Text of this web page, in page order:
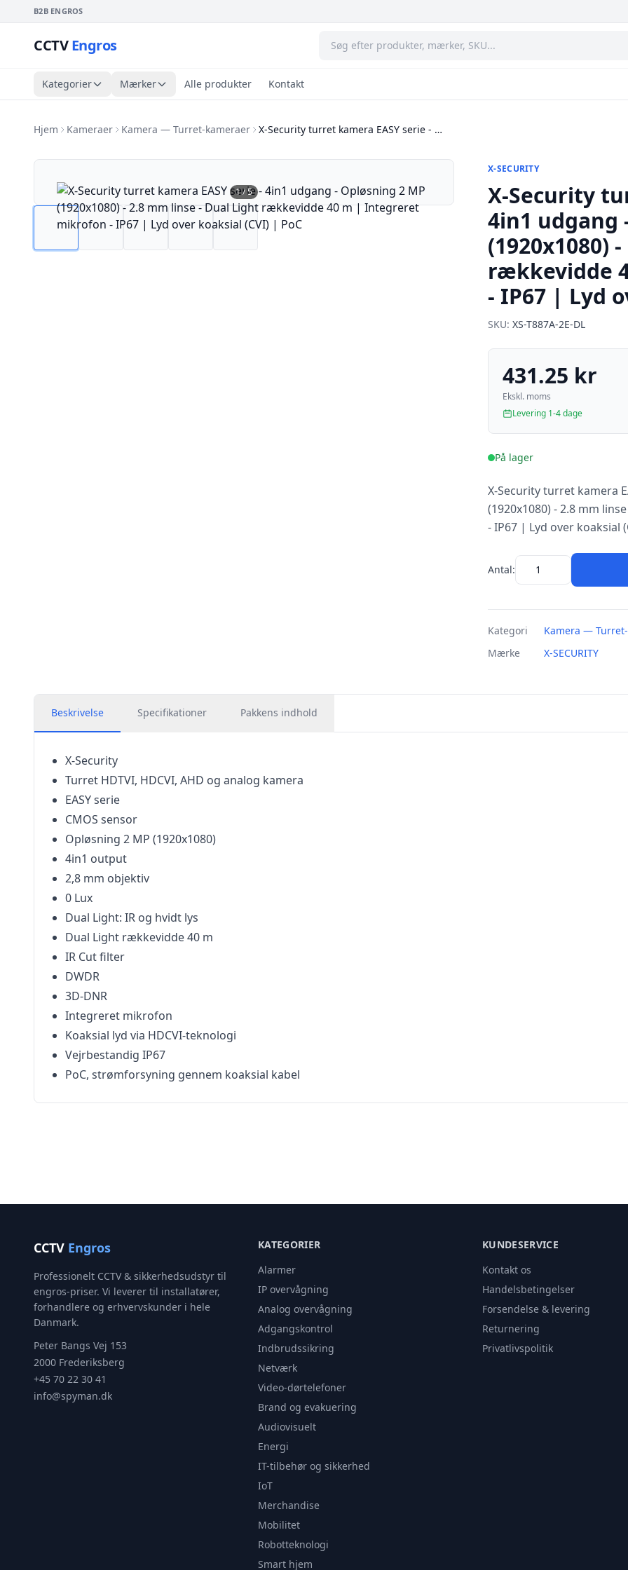
B2B ENGROS
CCTVEngros
Kategorier Mærker Alle produkter Kontakt
Hjem Kameraer Kamera — Turret-kameraer X-Security turret kamera EASY serie - …
1/5
X-SECURITY
X-Security
4in1 udgang
(1920x1080)
rækkevidde
- IP67 | Lyd
SKU: XS-T887A-2E-DL
431.25 kr
Ekskl. moms
Levering 1-4 dage
På lager
X-Security turret kamera
(1920x1080) - 2.8 mm
- IP67 | Lyd over koaksial
Antal:
Kategori
Kamera —
Mærke
X-SECURITY
Beskrivelse Specifikationer Pakkens indhold
X-Security
Turret HDTVI, HDCVI, AHD og analog kamera
EASY serie
CMOS sensor
Opløsning 2 MP (1920x1080)
4in1 output
2,8 mm objektiv
0 Lux
Dual Light: IR og hvidt lys
Dual Light rækkevidde 40 m
IR Cut filter
DWDR
3D-DNR
Integreret mikrofon
Koaksial lyd via HDCVI-teknologi
Vejrbestandig IP67
PoC, strømforsyning gennem koaksial kabel
CCTV Engros
Professionelt CCTV & sikkerhedsudstyr til
engros-priser. Vi leverer til installatører,
forhandlere og erhvervskunder i hele
Danmark.
Peter Bangs Vej 153
2000 Frederiksberg
+45 70 22 30 41
info@spyman.dk
KATEGORIER
Alarmer
IP overvågning
Analog overvågning
Adgangskontrol
Indbrudssikring
Netværk
Video-dørtelefoner
Brand og evakuering
Audiovisuelt
Energi
IT-tilbehør og sikkerhed
IoT
Merchandise
Mobilitet
Robotteknologi
Smart hjem
KUNDESERVICE
Kontakt os
Handelsbetingelser
Forsendelse & levering
Returnering
Privatlivspolitik